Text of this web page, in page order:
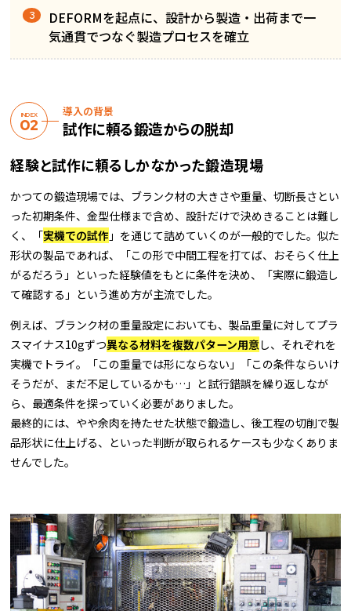
DEFORMを起点に、設計から製造・出荷まで一
気通貫でつなぐ製造プロセスを確立
INDEX 導入の背景
試作に頼る鍛造からの脱却
経験と試作に頼るしかなかった鍛造現場
かつての鍛造現場では、ブランク材の大きさや重量、切断長さとい
った初期条件、金型仕様まで含め、設計だけで決めきることは難し
く、「実機での試作 」を通じて詰めていくのが一般的でした。似た
形状の製品であれば、「この形で中間工程を打てば、おそらく仕上
がるだろう」といった経験値をもとに条件を決め、「実際に鍛造し
て確認する」という進め方が主流でした。
例えば、ブランク材の重量設定においても、製品重量に対してプラ
スマイナス10gずつ異なる材料を複数パターン用意し、それぞれを
実機でトライ。「この重量では形にならない」「この条件ならいけ
そうだが、まだ不足しているかも…」と試行錯誤を繰り返しなが
ら、最適条件を探っていく必要がありました。
最終的には、やや余肉を持たせた状態で鍛造し、後工程の切削で製
品形状に仕上げる、といった判断が取られるケースも少なくありま
せんでした。